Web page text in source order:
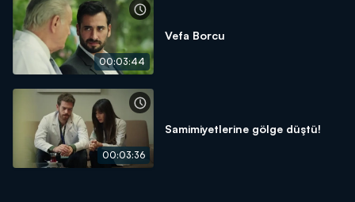
00:03:44
Vefa Borcu
00:03:36
Samimiyetlerine gölge düştü!